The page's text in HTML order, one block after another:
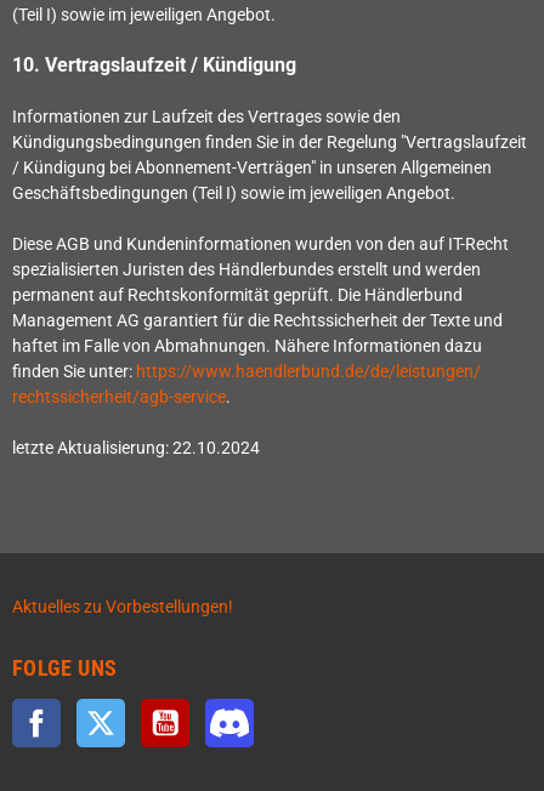
(Teil I) sowie im jeweiligen Angebot.
10. Vertragslaufzeit / Kündigung
Informationen zur Laufzeit des Vertrages sowie den
Kündigungsbedingungen finden Sie in der Regelung "Vertragslaufzeit
/ Kündigung bei Abonnement-Verträgen" in unseren Allgemeinen
Geschäftsbedingungen (Teil I) sowie im jeweiligen Angebot.
Diese AGB und Kundeninformationen wurden von den auf IT-Recht
spezialisierten Juristen des Händlerbundes erstellt und werden
permanent auf Rechtskonformität geprüft. Die Händlerbund
Management AG garantiert für die Rechtssicherheit der Texte und
haftet im Falle von Abmahnungen. Nähere Informationen dazu
finden Sie unter: https://www.haendlerbund.de/de/leistungen/
rechtssicherheit/agb-service.
letzte Aktualisierung:22.10.2024
Aktuelles zu Vorbestellungen!
FOLGE UNS
Facebook Twitter YouTube